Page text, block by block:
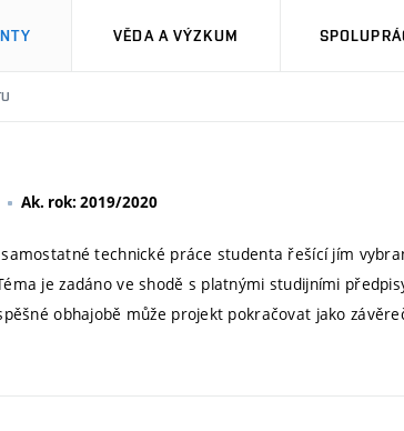
VĚDA A VÝZKUM
Ak. rok: 2019/2020
technické práce studenta řešící jím
je zadáno ve shodě s platnými studijními
obhajobě může projekt pokračovat jako